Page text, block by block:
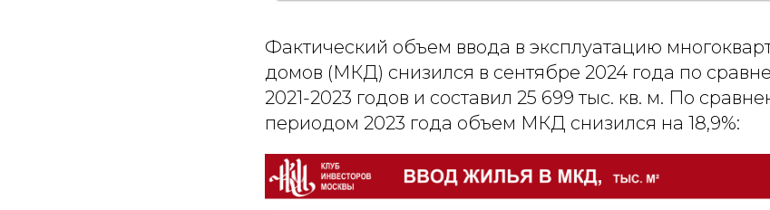
Фактический объем ввода в эксплуатацию
домов (МКД) снизился в сентябре 2024 года по
2021-2023 годов и составил 25 699 тыс. кв. м. По
периодом 2023 года объем МКД снизился на 18,9%: